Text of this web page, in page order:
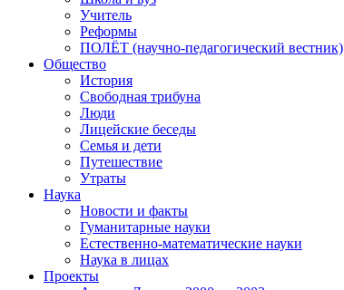
Учитель
Реформы
ПОЛЁТ (научно-педагогический вестник)
Общество
История
Свободная трибуна
Люди
Лицейские беседы
Семья и дети
Путешествие
Утраты
Наука
Новости и факты
Гуманитарные науки
Естественно-математические науки
Наука в лицах
Проекты